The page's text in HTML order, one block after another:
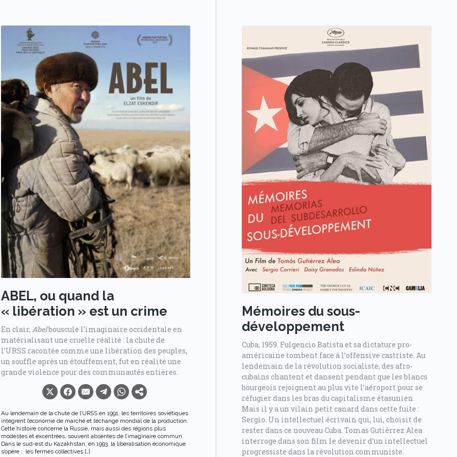
ABEL, ou quand la
« libération » est un crime
En clair, Abelbouscule l’imaginaire occidentale en
matérialisant une cruelle réalité : la chute de
l’URSS racontée comme une libération des peuples,
un souffle après un étouffement, fut en réalité une
grande violence pour des communautés entières.
Au lendemain de la chute de l’URSS en 1991, les territoires soviétiques
intègrent l’économie de marché et l’échange mondial de la production.
Cette histoire concerne la Russie, mais aussi des régions plus
modestes et excentrées, souvent absentes de l’imaginaire commun.
Dans le sud-est du Kazakhstan, en 1993, la libéralisation économique
s’opère : les fermes collectives […]
Mémoires du sous-
développement
Cuba, 1959. Fulgencio Batista et sa dictature pro-
américaine tombent face à l’offensive castriste. Au
lendemain de la révolution socialiste, des afro-
cubains chantent et dansent pendant que les blancs
bourgeois rejoignent au plus vite l’aéroport pour se
réfugier dans les bras du capitalisme étasunien.
Mais il y a un vilain petit canard dans cette fuite :
Sergio. Un intellectuel écrivain qui, lui, choisit de
rester dans ce nouveau Cuba. Tomas Gutiérrez Alea
interroge dans son film le devenir d’un intellectuel
progressiste dans la révolution communiste.